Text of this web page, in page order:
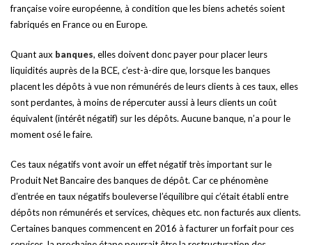
française voire européenne, à condition que les biens achetés soient
fabriqués en France ou en Europe.
Quant aux banques, elles doivent donc payer pour placer leurs
liquidités auprès de la BCE, c’est-à-dire que, lorsque les banques
placent les dépôts à vue non rémunérés de leurs clients à ces taux, elles
sont perdantes, à moins de répercuter aussi à leurs clients un coût
équivalent (intérêt négatif) sur les dépôts. Aucune banque, n’a pour le
moment osé le faire.
Ces taux négatifs vont avoir un effet négatif très important sur le
Produit Net Bancaire des banques de dépôt. Car ce phénomène
d’entrée en taux négatifs bouleverse l’équilibre qui c’était établi entre
dépôts non rémunérés et services, chèques etc. non facturés aux clients.
Certaines banques commencent en 2016 à facturer un forfait pour ces